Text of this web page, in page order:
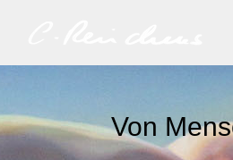
springen
Von